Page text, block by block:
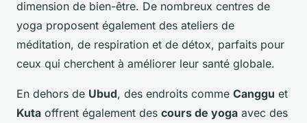
dimension de bien-être. De nombreux centres de
yoga proposent également des ateliers de
méditation, de respiration et de détox, parfaits pour
ceux qui cherchent à améliorer leur santé globale.
En dehors de Ubud, des endroits comme Canggu et
Kuta offrent également des cours de yoga avec des